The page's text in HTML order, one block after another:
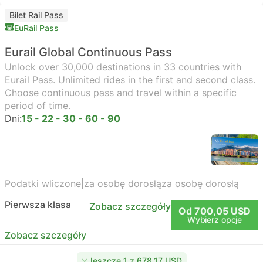
Bilet Rail Pass
EuRail Pass
Eurail Global Continuous Pass
Unlock over 30,000 destinations in 33 countries with
Eurail Pass. Unlimited rides in the first and second class.
Choose continuous pass and travel within a specific
period of time.
Dni:15 - 22 - 30 - 60 - 90
Podatki wliczone za osobę dorosłąza osobę dorosłą
Pierwsza klasa
Zobacz szczegóły Od 700,05 USD
Wybierz opcje
Zobacz szczegóły